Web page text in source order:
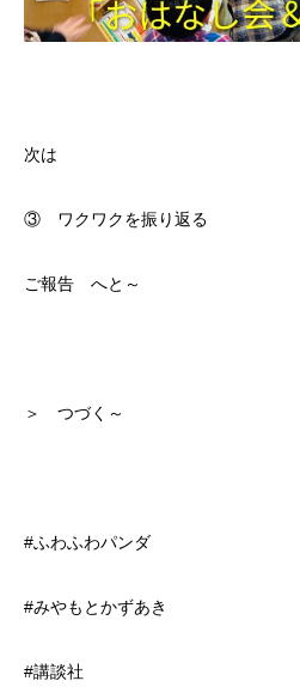
次は
③ ワクワクを振り返る
ご報告 へと～
＞ つづく～
#ふわふわパンダ
#みやもとかずあき
#講談社